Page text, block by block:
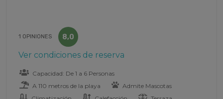
1 OPINIONES 8,0
Ver condiciones de reserva
Capacidad: De 1 a 6 Personas
A 110 metros de la playa
Admite Mascotas